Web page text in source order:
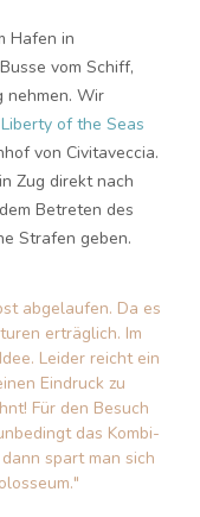
Hafen in
vom Schiff,
nehmen. Wir
Liberty of the Seas
von Civitaveccia.
Zug direkt nach
Betreten des
Strafen geben.
abgelaufen. Da es
erträglich. Im
Leider reicht ein
Eindruck zu
Für den Besuch
das Kombi-
spart man sich